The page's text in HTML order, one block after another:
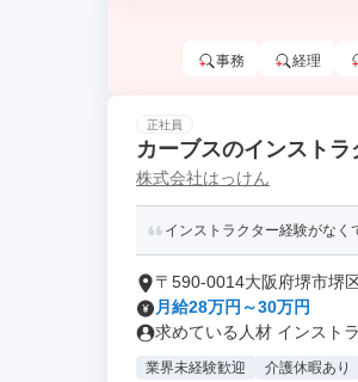
事務 経理
正社員
カーブスのインスト
株式会社はっけん
インストラクター経験がなく
〒590-0014大阪府堺市堺
月給28万円～30万円
求めている人材 インスト
業界未経験歓迎 介護休暇あり